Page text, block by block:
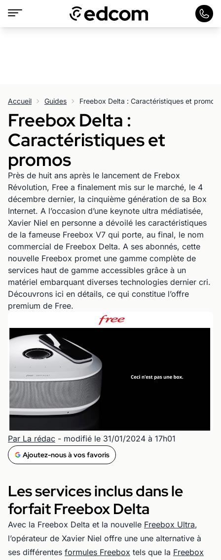
Accueil Guides Freebox Delta : Caractéristiques et promos
Freebox Delta :
Caractéristiques et
promos
Près de huit ans après le lancement de Frebox
Révolution, Free a finalement mis sur le marché, le 4
décembre dernier, la cinquième génération de sa Box
Internet. A l’occasion d’une keynote ultra médiatisée,
Xavier Niel en personne a dévoilé les caractéristiques
de la fameuse Freebox V7 qui porte, au final, le nom
commercial de Freebox Delta. A ses abonnés, cette
nouvelle Freebox promet une gamme complète de
services haut de gamme accessibles grâce à un
matériel embarquant diverses technologies dernier cri.
Découvrons ici en détails, ce qui constitue l’offre
premium de Free.
Par La rédac - modifié le 31/01/2024 à 17h01
Ajoutez-nous à vos favoris
Les services inclus dans le
forfait Freebox Delta
Avec la Freebox Delta et la nouvelle Freebox Ultra,
l’opérateur de Xavier Niel offre une une alternative à
ses différentes formules Freebox tels que la Freebox